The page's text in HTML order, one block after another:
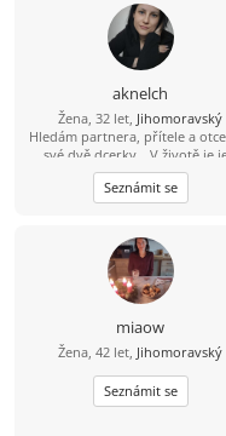
opravdovou lásku, a ne jen
krátkodobé seznámení. Pokud
právě ty, pošli mi svůj е-mаil.
aknelch
Žena, 32 let, Jihomoravský
Hledám partnera, přítele a
své dvě dcerky. „V životě je
jedno štěstí – milovat a být
Jsem obyčejná holka z vesnice,
života žiju ve městě. Mám
Hledám chlapa, který ví, co
touží po rodině a má srdce pro
Pomůžeš mi najít tu správnou
? A najdeš nás v Brně.
Seznámit se
miaow
Žena, 42 let, Jihomoravský
Seznámit se